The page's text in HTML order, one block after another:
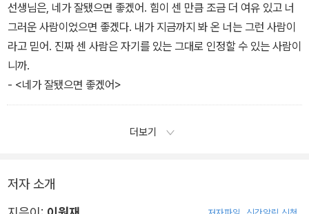
선생님은, 네가 잘됐으면 좋겠어. 힘이 센 만큼 조금 더 여유 있고 너
그러운 사람이었으면 좋겠다. 내가 지금까지 봐 온 너는 그런 사람이
라고 믿어. 진짜 센 사람은 자기를 있는 그대로 인정할 수 있는 사람이
니까.
- <네가 잘됐으면 좋겠어>
더보기
저자 소개